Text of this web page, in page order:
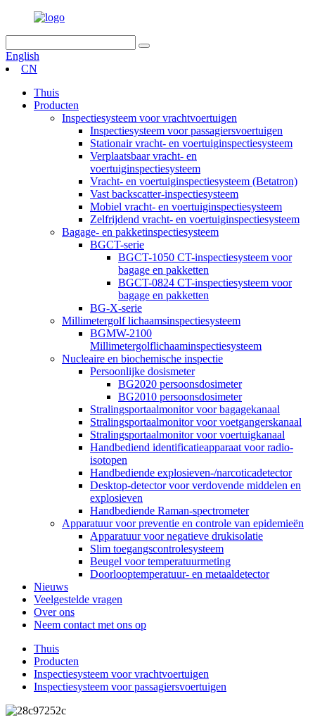
English
CN
Thuis
Producten
Inspectiesysteem voor vrachtvoertuigen
Inspectiesysteem voor passagiersvoertuigen
Stationair vracht- en voertuiginspectiesysteem
Verplaatsbaar vracht- en
voertuiginspectiesysteem
Vracht- en voertuiginspectiesysteem (Betatron)
Vast backscatter-inspectiesysteem
Mobiel vracht- en voertuiginspectiesysteem
Zelfrijdend vracht- en voertuiginspectiesysteem
Bagage- en pakketinspectiesysteem
BGCT-serie
BGCT-1050 CT-inspectiesysteem voor
bagage en pakketten
BGCT-0824 CT-inspectiesysteem voor
bagage en pakketten
BG-X-serie
Millimetergolf lichaamsinspectiesysteem
BGMW-2100
Millimetergolflichaaminspectiesysteem
Nucleaire en biochemische inspectie
Persoonlijke dosismeter
BG2020 persoonsdosimeter
BG2010 persoonsdosimeter
Stralingsportaalmonitor voor bagagekanaal
Stralingsportaalmonitor voor voetgangerskanaal
Stralingsportaalmonitor voor voertuigkanaal
Handbediend identificatieapparaat voor radio-
isotopen
Handbediende explosieven-/narcoticadetector
Desktop-detector voor verdovende middelen en
explosieven
Handbediende Raman-spectrometer
Apparatuur voor preventie en controle van epidemieën
Apparatuur voor negatieve drukisolatie
Slim toegangscontrolesysteem
Beugel voor temperatuurmeting
Doorlooptemperatuur- en metaaldetector
Nieuws
Veelgestelde vragen
Over ons
Neem contact met ons op
Thuis
Producten
Inspectiesysteem voor vrachtvoertuigen
Inspectiesysteem voor passagiersvoertuigen